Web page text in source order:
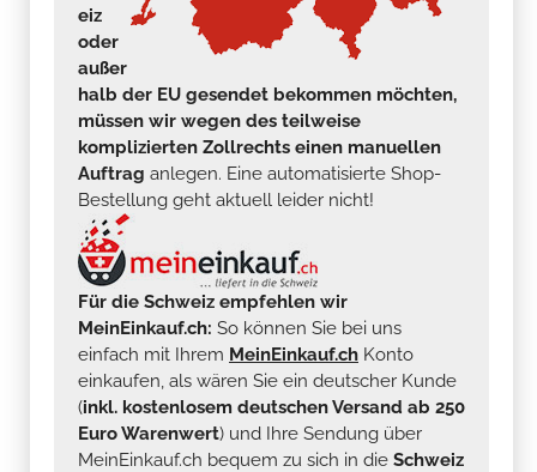
eiz
oder
außer
halb der EU gesendet bekommen möchten,
müssen wir wegen des teilweise
komplizierten Zollrechts einen manuellen
Auftrag anlegen. Eine automatisierte Shop-
Bestellung geht aktuell leider nicht!
Für die Schweiz empfehlen wir
MeinEinkauf.ch: So können Sie bei uns
einfach mit Ihrem MeinEinkauf.ch Konto
einkaufen, als wären Sie ein deutscher Kunde
(inkl. kostenlosem deutschen Versand ab 250
Euro Warenwert) und Ihre Sendung über
MeinEinkauf.ch bequem zu sich in die Schweiz